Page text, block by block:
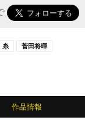
糸 菅田将暉
作品情報